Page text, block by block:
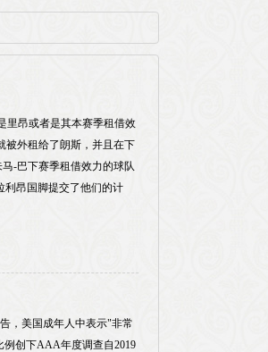
里昂或者是其本赛季租借效
被外租给了朗斯，并且在下
-巴下赛季租借效力的球队
利昂国脚提交了他们的计
，美国成年人中表示"非常
例创下AAA年度调查自2019